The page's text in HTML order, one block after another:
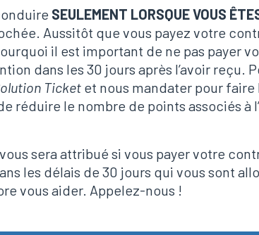
SEULEMENT LORSQUE VOUS
Aussitôt que vous payez votre
il est important de ne pas payer
dans les 30 jours après l’avoir reçu.
Ticket et nous mandater pour faire
réduire le nombre de points associés à
sera attribué si vous payer votre
les délais de 30 jours qui vous sont
vous aider. Appelez-nous !